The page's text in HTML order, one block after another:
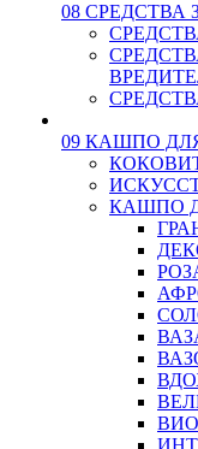
08
09 КАШПО
КАШПО